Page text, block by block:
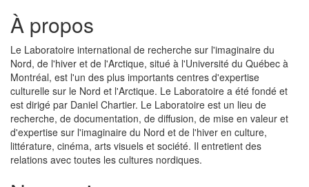
À propos
Le Laboratoire international de recherche sur l'imaginaire du
Nord, de l'hiver et de l'Arctique, situé à l'Université du Québec à
Montréal, est l'un des plus importants centres d'expertise
culturelle sur le Nord et l'Arctique. Le Laboratoire a été fondé et
est dirigé par Daniel Chartier. Le Laboratoire est un lieu de
recherche, de documentation, de diffusion, de mise en valeur et
d'expertise sur l'imaginaire du Nord et de l'hiver en culture,
littérature, cinéma, arts visuels et société. Il entretient des
relations avec toutes les cultures nordiques.